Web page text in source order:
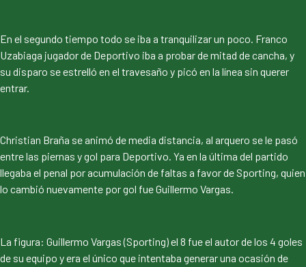
En el segundo tiempo todo se iba a tranquilizar un poco. Franco
Uzabiaga jugador de Deportivo iba a probar de mitad de cancha, y
su disparo se estrelló en el travesaño y picó en la línea sin querer
entrar.
Christian Braña se animó de media distancia, al arquero se le pasó
entre las piernas y gol para Deportivo. Ya en la última del partido
llegaba el penal por acumulación de faltas a favor de Sporting, quien
lo cambió nuevamente por gol fue Guillermo Vargas.
La figura: Guillermo Vargas (Sporting) el 8 fue el autor de los 4 goles
de su equipo y era el único que intentaba generar una ocasión de